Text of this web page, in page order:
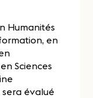
Humanités
en
Sciences
sera évalué